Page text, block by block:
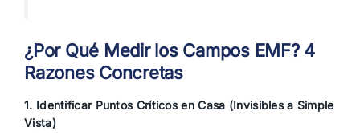
¿Por Qué Medir los Campos EMF? 4
Razones Concretas
1. Identificar Puntos Críticos en Casa (Invisibles a Simple
Vista)